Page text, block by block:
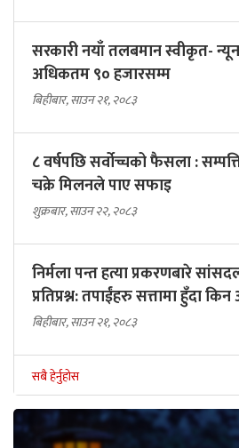
सरकारी नयाँ तलबमान स्वीकृत-
अधिकतम ९० हजारसम्म
बिहीबार, साउन २१, २०८३
८ वर्षपछि सर्वोच्चको फैसला :
चक्रे मिलनले पाए सफाइ
शुक्रबार, साउन २२, २०८३
निर्मला पन्त हत्या प्रकरणबारे
प्रतिप्रश्न: तपाईंहरु सत्तामा हुँदा
बिहीबार, साउन २१, २०८३
सबै हेर्नुहोस